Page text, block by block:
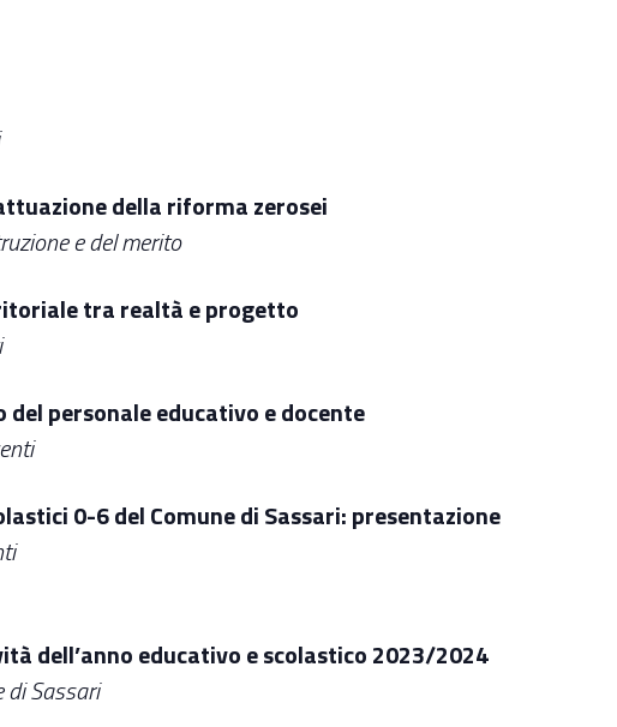
della riforma zerosei
e del merito
tra realtà e progetto
personale educativo e docente
0-6 del Comune di Sassari: presentazione
dell’anno educativo e scolastico 2023/2024
di Sassari